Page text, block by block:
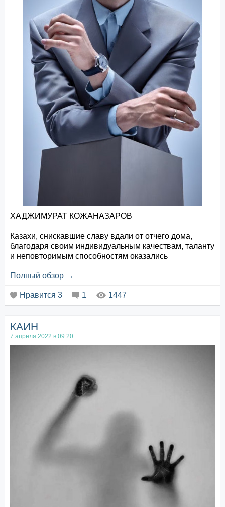
ХАДЖИМУРАТ КОЖАНАЗАРОВ
Казахи, снискавшие славу вдали от отчего дома,
благодаря своим индивидуальным качествам, таланту
и неповторимым способностям оказались
досуга, культуры, искусства, спорта, науки и прочего,
государстве, у нашего северного соседа – России. В
этом нет ничего необычного, в современн...
Полный обзор →
Нравится 3 1 1447
КАИН
7 апреля 2022 в 09:20